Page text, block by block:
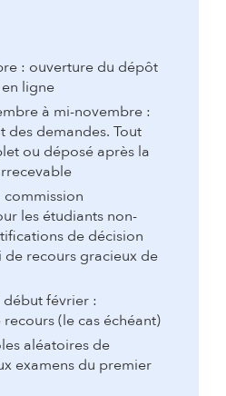
: ouverture du dépôt
ligne
à mi-novembre :
des demandes. Tout
ou déposé après la
les étudiants non-
de décision
recours gracieux de
février :
(le cas échéant)
aléatoires de
examens du premier